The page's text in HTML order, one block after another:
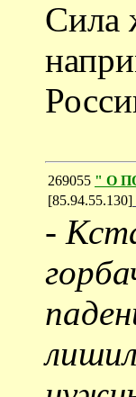
Сила
269055 " О
[85.94.55.130]
-